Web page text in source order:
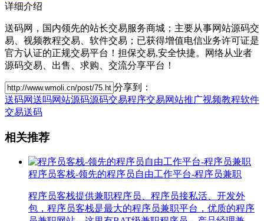
详细介绍
送码网，国内领先的站长交易服务商城；主要从事网站源码交
易、视频教程交易、软件交易；已获得增值电信业务许可证是
官方认证的正规交易平台！担保交易,安全快捷。网络从业者
源码交易、出售、求购、交流分享平台！
分享到：
送码网送吗网站源码源码交易程序交易网站推广视频教程软件
交易送码
相关推荐
程序员客栈-领先的程序员自由工作平台-程序员兼职
程序员客栈提供兼职程序员、程序员接私活、开发外
包，程序员客栈是最大的程序员兼职平台，优质的程序